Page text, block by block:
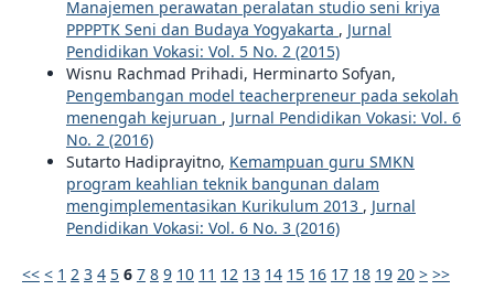
Manajemen perawatan peralatan studio seni kriya
PPPPTK Seni dan Budaya Yogyakarta , Jurnal
Pendidikan Vokasi: Vol. 5 No. 2 (2015)
Wisnu Rachmad Prihadi, Herminarto Sofyan,
Pengembangan model teacherpreneur pada sekolah
menengah kejuruan , Jurnal Pendidikan Vokasi: Vol. 6
No. 2 (2016)
Sutarto Hadiprayitno, Kemampuan guru SMKN
program keahlian teknik bangunan dalam
mengimplementasikan Kurikulum 2013 , Jurnal
Pendidikan Vokasi: Vol. 6 No. 3 (2016)
<< < 1 2 3 4 5 6 7 8 9 10 11 12 13 14 15 16 17 18 19 20 > >>